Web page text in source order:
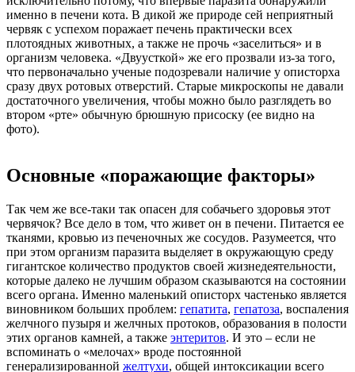
именно в печени кота. В дикой же природе сей неприятный
червяк с успехом поражает печень практически всех
плотоядных животных, а также не прочь «заселиться» и в
организм человека. «Двуусткой» же его прозвали из-за того,
что первоначально ученые подозревали наличие у описторха
сразу двух ротовых отверстий. Старые микроскопы не давали
достаточного увеличения, чтобы можно было разглядеть во
втором «рте» обычную брюшную присоску (ее видно на
фото).
Основные «поражающие факторы»
Так чем же все-таки так опасен для собачьего здоровья этот
червячок? Все дело в том, что живет он в печени. Питается ее
тканями, кровью из печеночных же сосудов. Разумеется, что
при этом организм паразита выделяет в окружающую среду
гигантское количество продуктов своей жизнедеятельности,
которые далеко не лучшим образом сказываются на состоянии
всего органа. Именно маленький описторх частенько является
виновником больших проблем: гепатита, гепатоза, воспаления
желчного пузыря и желчных протоков, образования в полости
этих органов камней, а также энтеритов. И это – если не
вспоминать о «мелочах» вроде постоянной
генерализированной желтухи, общей интоксикации всего